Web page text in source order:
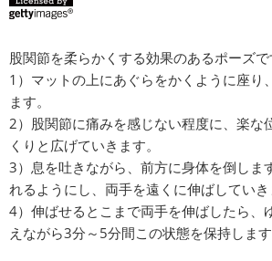
股関節を柔らかくする効果のあるポーズで
1）マットの上にあぐらをかくように座り
ます。
2）股関節に痛みを感じない程度に、楽な
くりと広げていきます。
3）息を吐きながら、前方に身体を倒しま
れるようにし、両手を遠くに伸ばしていき
4）伸ばせるとこまで両手を伸ばしたら、
えながら3分～5分間この状態を保持します